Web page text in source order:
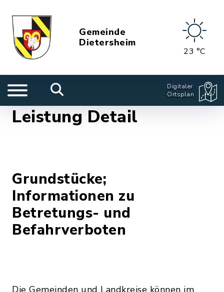
Gemeinde
Dietersheim
23 °C
Digitaler
Ortsplan
Leistung Detail
Grundstücke;
Informationen zu
Betretungs- und
Befahrverboten
Die Gemeinden und Landkreise können im